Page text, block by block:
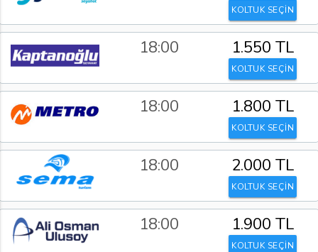
KOLTUK SEÇİN
18:00 1.550 TL
KOLTUK SEÇİN
18:00 1.800 TL
KOLTUK SEÇİN
18:00 2.000 TL
KOLTUK SEÇİN
18:00 1.900 TL
KOLTUK SEÇİN